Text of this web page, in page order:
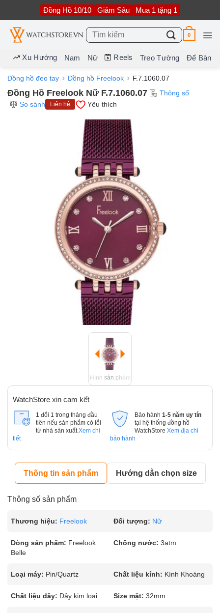
nội
dung
Đồng Hồ 10/10 Giảm Sâu Mua 1 tặng 1
Tìm
kiếm:
0
Xu Hướng Nam Nữ Reels Treo Tường Để Bàn
Đồng hồ đeo tay Đồng hồ Freelook F.7.1060.07
Đồng Hồ Freelook Nữ F.7.1060.07
Thông số
So sánh
Liên hệ Yêu thích
Hình sản phẩm
WatchStore xin cam kết
1 đổi 1 trong tháng đầu
tiên nếu sản phẩm có lỗi
từ nhà sản xuất. Xem chi
tiết
Bảo hành 1-5 năm uy tín
tại hệ thống đồng hồ
WatchStore Xem địa chỉ
bảo hành
Thông tin sản phẩm Hướng dẫn chọn size
Thông số sản phẩm
Thương hiệu: Freelook Đối tượng: Nữ
Dòng sản phẩm: Freelook
Belle
Chống nước: 3atm
Loại máy: Pin/Quartz Chất liệu kính: Kính Khoáng
Chất liệu dây: Dây kim loại Size mặt: 32mm